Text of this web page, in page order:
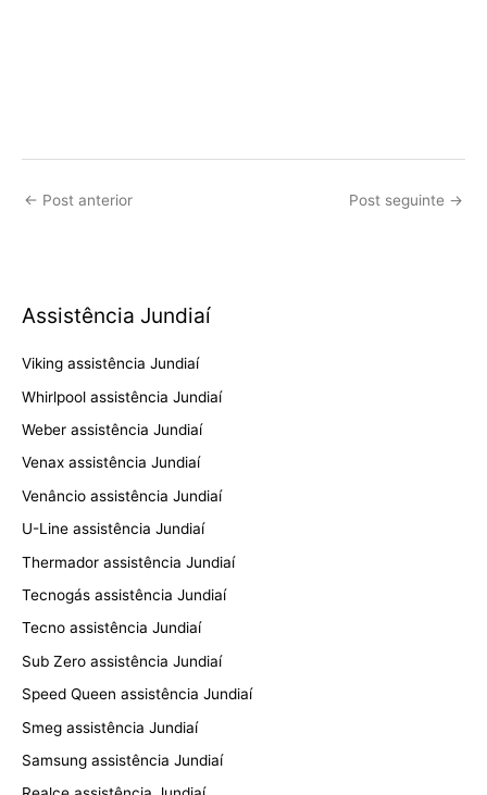
← Post anterior Post seguinte →
Assistência Jundiaí
Viking assistência Jundiaí
Whirlpool assistência Jundiaí
Weber assistência Jundiaí
Venax assistência Jundiaí
Venâncio assistência Jundiaí
U-Line assistência Jundiaí
Thermador assistência Jundiaí
Tecnogás assistência Jundiaí
Tecno assistência Jundiaí
Sub Zero assistência Jundiaí
Speed Queen assistência Jundiaí
Smeg assistência Jundiaí
Samsung assistência Jundiaí